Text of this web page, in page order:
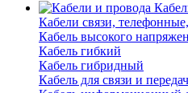
Кабели связи,
Кабель высокого
Кабель гибкий
Кабель гибридный
Кабель для связи и